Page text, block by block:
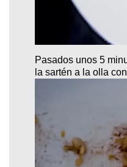
Pasados unos 5
la sartén a la olla